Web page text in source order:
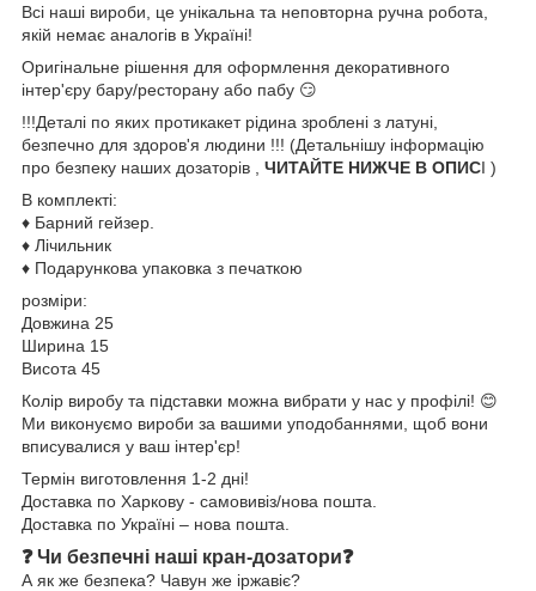
Всі наші вироби, це унікальна та неповторна ручна робота,
якій немає аналогів в Україні!
Оригінальне рішення для оформлення декоративного
інтер'єру бару/ресторану або пабу 😏
!!!Деталі по яких протикакет рідина зроблені з латуні,
безпечно для здоров'я людини !!! (Детальнішу інформацію
про безпеку наших дозаторів , ЧИТАЙТЕ НИЖЧЕ В ОПИСІ )
В комплекті:
♦️ Барний гейзер.
♦️ Лічильник
♦️ Подарункова упаковка з печаткою
розміри:
Довжина 25
Ширина 15
Висота 45
Колір виробу та підставки можна вибрати у нас у профілі! 😊
Ми виконуємо вироби за вашими уподобаннями, щоб вони
вписувалися у ваш інтер'єр!
Термін виготовлення 1-2 дні!
Доставка по Харкову - самовивіз/нова пошта.
Доставка по Україні – нова пошта.
❓ Чи безпечні наші кран-дозатори❓
А як же безпека? Чавун же іржавіє?